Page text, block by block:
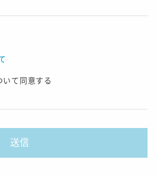
て同意する